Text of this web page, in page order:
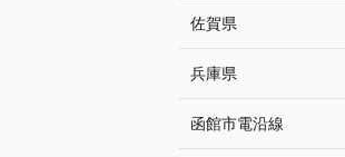
佐賀県
兵庫県
函館市電沿線